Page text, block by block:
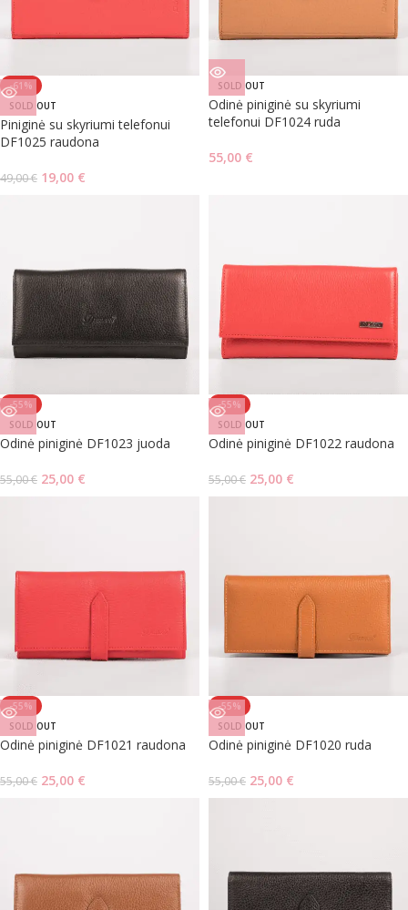
-61%
SOLD OUT
Piniginė su skyriumi telefonui
DF1025 raudona
49,00€ 19,00 €
SOLD OUT
Odinė piniginė su skyriumi
telefonui DF1024 ruda
55,00 €
-55%
SOLD OUT
Odinė piniginė DF1023 juoda
55,00€ 25,00 €
-55%
SOLD OUT
Odinė piniginė DF1022 raudona
55,00€ 25,00 €
-55%
SOLD OUT
Odinė piniginė DF1021 raudona
55,00€ 25,00 €
-55%
SOLD OUT
Odinė piniginė DF1020 ruda
55,00€ 25,00 €